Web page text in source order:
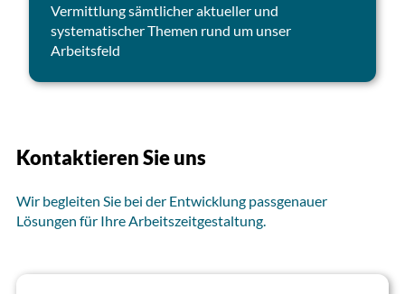
Vermittlung sämtlicher aktueller und
systematischer Themen rund um unser
Arbeitsfeld
Kontaktieren Sie uns
Wir begleiten Sie bei der Entwicklung passgenauer
Lösungen für Ihre Arbeitszeitgestaltung.